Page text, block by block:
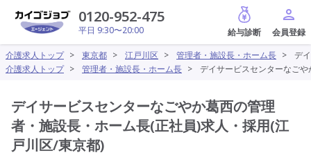
0120-952-475
平日 9:30〜20:00
給与診断
介護求人トップ > 東京都 > 江戸川区 > 管理者・施設長・ホーム長 >
デ
介護求人トップ > 管理者・施設長・ホーム長 > デイサービスセンターなご
デイサービスセンターなごやか葛西の管理
者・施設長・ホーム長(正社員)求人・採用(江
戸川区/東京都)